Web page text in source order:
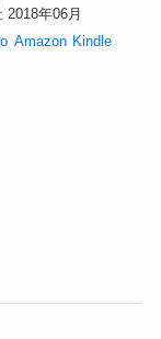
2018年06月
Amazon Kindle